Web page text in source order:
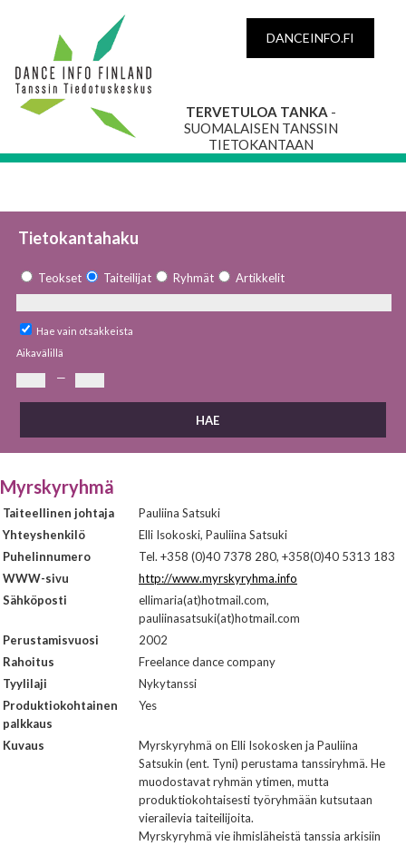
DANCEINFO.FI
TERVETULOA TANKA -
SUOMALAISEN TANSSIN
TIETOKANTAAN
Tietokantahaku
Teokset Taiteilijat Ryhmät Artikkelit
Hae vain otsakkeista
Aikavälillä
—
Myrskyryhmä
Taiteellinen johtaja
Pauliina Satsuki
Yhteyshenkilö
Elli Isokoski, Pauliina Satsuki
Puhelinnumero
Tel. +358 (0)40 7378 280, +358(0)40 5313 183
WWW-sivu
http://www.myrskyryhma.info
Sähköposti
ellimaria(at)hotmail.com,
pauliinasatsuki(at)hotmail.com
Perustamisvuosi
2002
Rahoitus
Freelance dance company
Tyylilaji
Nykytanssi
Produktiokohtainen
palkkaus
Yes
Kuvaus
Myrskyryhmä on Elli Isokosken ja Pauliina
Satsukin (ent. Tyni) perustama tanssiryhmä. He
muodostavat ryhmän ytimen, mutta
produktiokohtaisesti työryhmään kutsutaan
vierailevia taiteilijoita.
Myrskyryhmä vie ihmisläheistä tanssia arkisiin